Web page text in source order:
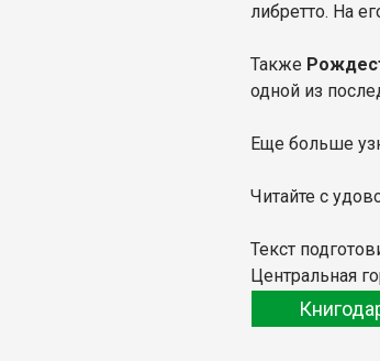
либретто. На
Также
одной из
Еще больше
Читайте с
Текст
Центральная